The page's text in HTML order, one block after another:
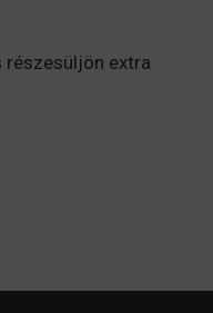
részesüljön extra